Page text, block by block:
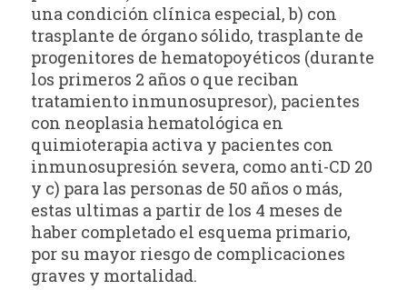
una condición clínica especial, b) con
trasplante de órgano sólido, trasplante de
progenitores de hematopoyéticos (durante
los primeros 2 años o que reciban
tratamiento inmunosupresor), pacientes
con neoplasia hematológica en
quimioterapia activa y pacientes con
inmunosupresión severa, como anti-CD 20
y c) para las personas de 50 años o más,
estas ultimas a partir de los 4 meses de
haber completado el esquema primario,
por su mayor riesgo de complicaciones
graves y mortalidad.